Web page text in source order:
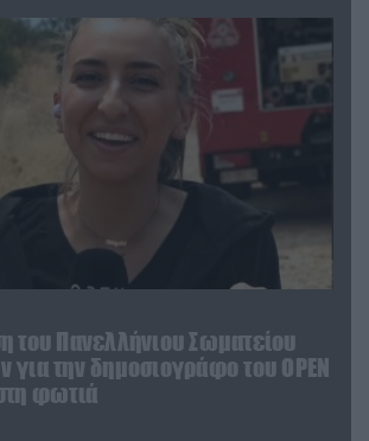
του Πανελλήνιου Σωματείου
την δημοσιογράφο του OPEN
φωτιά